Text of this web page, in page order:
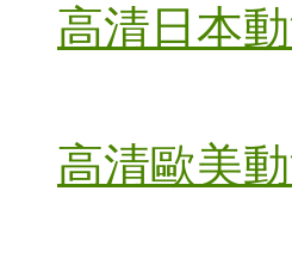
高清日本
高清歐美